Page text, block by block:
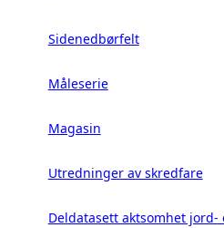
Sidenedbørfelt
Måleserie
Magasin
Utredninger av skredfare
Deldatasett aktsomhet jord-